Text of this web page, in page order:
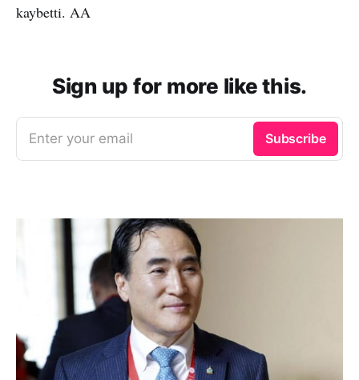
kaybetti. AA
Sign up for more like this.
Enter your email Subscribe